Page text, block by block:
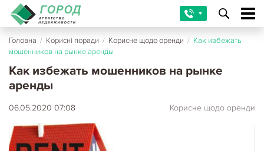
Головна / Корисні поради / Корисне щодо оренди / Как избежать
мошенников на рынке аренды
Как избежать мошенников на рынке
аренды
06.05.2020 07:08 Корисне щодо оренди